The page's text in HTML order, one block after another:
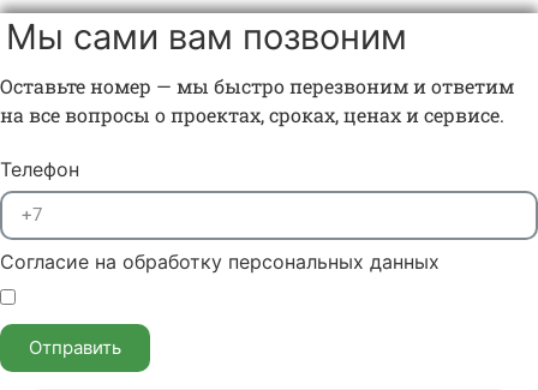
Мы сами вам позвоним
Оставьте номер — мы быстро перезвоним и ответим
на все вопросы о проектах, сроках, ценах и сервисе.
Телефон
Согласие на обработку персональных данных
Отправить